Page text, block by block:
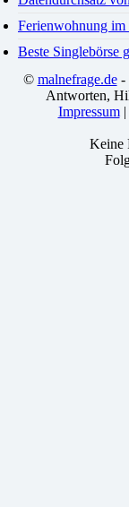
Ferienwohnung
Beste Singlebörse
© malnefrage.de-
Antworten,
Impressum|
Keine